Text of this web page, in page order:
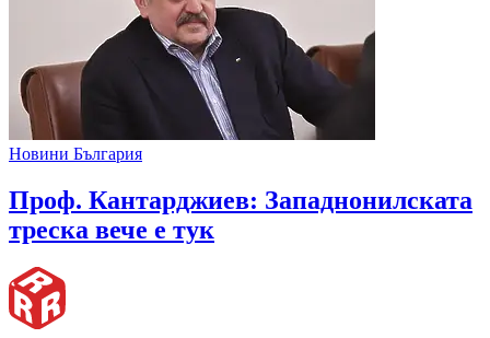
Новини България
Проф. Кантарджиев: Западнонилската
треска вече е тук